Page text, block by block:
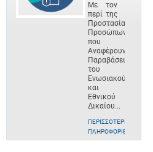
Με τον
περί της
Προστασίας
Προσώπων
που
Αναφέρουν
Παραβάσεις
του
Ενωσιακού
και
Εθνικού
Δικαίου...
ΠΕΡΙΣΣΌΤΕΡΕΣ
ΠΛΗΡΟΦΟΡΊΕΣ